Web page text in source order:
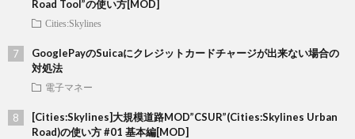
Road Tool”の使い方[MOD]
Cities:Skylines
GooglePayのSuicaにクレジットカードチャージが出来ない場合の
対処法
電子マネー
[Cities:Skylines]大規模道路MOD”CSUR”(Cities:Skylines Urban
Road)の使い方 #01 基本編[MOD]